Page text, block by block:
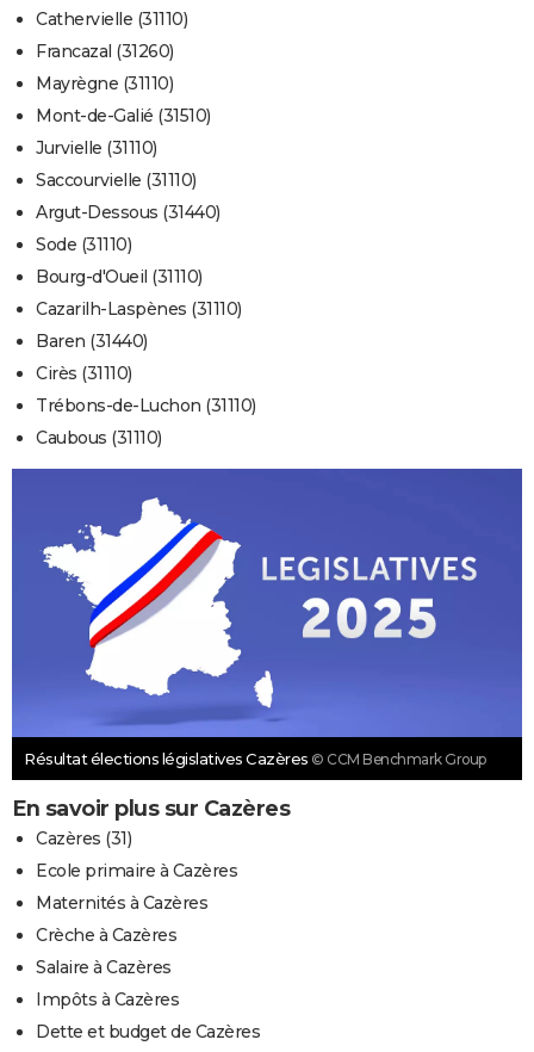
Cathervielle (31110)
Francazal (31260)
Mayrègne (31110)
Mont-de-Galié (31510)
Jurvielle (31110)
Saccourvielle (31110)
Argut-Dessous (31440)
Sode (31110)
Bourg-d'Oueil (31110)
Cazarilh-Laspènes (31110)
Baren (31440)
Cirès (31110)
Trébons-de-Luchon (31110)
Caubous (31110)
Résultat élections législatives Cazères © CCM Benchmark Group
En savoir plus sur Cazères
Cazères (31)
Ecole primaire à Cazères
Maternités à Cazères
Crèche à Cazères
Salaire à Cazères
Impôts à Cazères
Dette et budget de Cazères